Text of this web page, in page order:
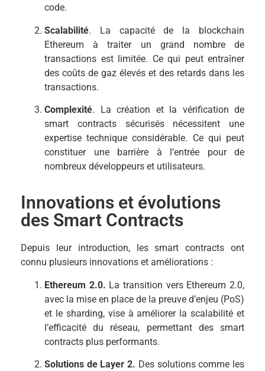
code.
Scalabilité. La capacité de la blockchain
Ethereum à traiter un grand nombre de
transactions est limitée. Ce qui peut entraîner
des coûts de gaz élevés et des retards dans les
transactions.
Complexité. La création et la vérification de
smart contracts sécurisés nécessitent une
expertise technique considérable. Ce qui peut
constituer une barrière à l’entrée pour de
nombreux développeurs et utilisateurs.
Innovations et évolutions
des Smart Contracts
Depuis leur introduction, les smart contracts ont
connu plusieurs innovations et améliorations :
Ethereum 2.0. La transition vers Ethereum 2.0,
avec la mise en place de la preuve d’enjeu (PoS)
et le sharding, vise à améliorer la scalabilité et
l’efficacité du réseau, permettant des smart
contracts plus performants.
Solutions de Layer 2. Des solutions comme les